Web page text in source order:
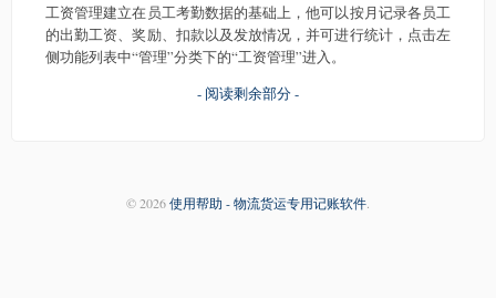
工资管理建立在员工考勤数据的基础上，他可以按月记录各员工
的出勤工资、奖励、扣款以及发放情况，并可进行统计，点击左
侧功能列表中“管理”分类下的“工资管理”进入。
- 阅读剩余部分 -
© 2026使用帮助 - 物流货运专用记账软件